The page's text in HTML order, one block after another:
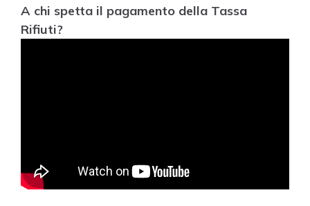
A chi spetta il pagamento della Tassa
Rifiuti?